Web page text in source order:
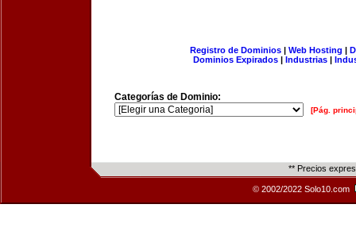
Registro de Dominios| Web Hosting |
Dominios Expirados | Industrias |
Categorías de Dominio:
[Pág.
** Precios
© 2002/2022 Solo10.com